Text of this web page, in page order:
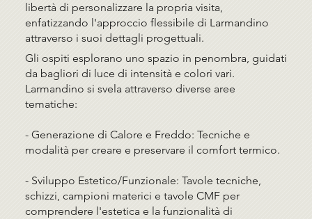
libertà di personalizzare la propria visita,
enfatizzando l'approccio flessibile di Larmandino
attraverso i suoi dettagli progettuali.
Gli ospiti esplorano uno spazio in penombra, guidati
da bagliori di luce di intensità e colori vari.
Larmandino si svela attraverso diverse aree
tematiche:
- Generazione di Calore e Freddo: Tecniche e
modalità per creare e preservare il comfort termico.
- Sviluppo Estetico/Funzionale: Tavole tecniche,
schizzi, campioni materici e tavole CMF per
comprendere l'estetica e la funzionalità di